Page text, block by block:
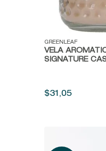
Vista rápida
GREENLEAF
VELA
SIGNATURE
$31 ,05